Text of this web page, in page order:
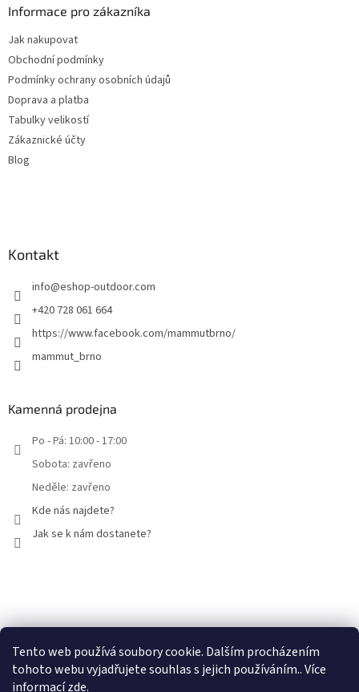
Tento web používá soubory cookie. Dalším procházením
tohoto webu vyjadřujete souhlas s jejich používáním.. Více
informacízde.
Informace pro zákazníka
Jak nakupovat
Obchodní podmínky
Podmínky ochrany osobních údajů
Doprava a platba
Tabulky velikostí
Zákaznické účty
Blog
Kontakt
info@eshop-outdoor.com
+420 728 061 664
https://www.facebook.com/mammutbrno/
mammut_brno
Kamenná prodejna
Po - Pá: 10:00 - 17:00
Sobota: zavřeno
Neděle: zavřeno
Kde nás najdete?
Jak se k nám dostanete?
Facebook